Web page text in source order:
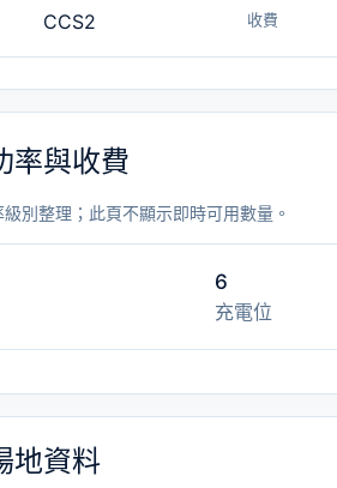
CCS2 收費
率與收費
別整理；此頁不顯示即時可用數量。
6
充電位
地資料